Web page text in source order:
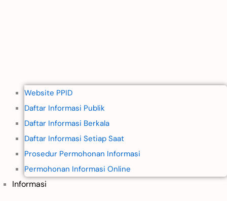
Website PPID
Daftar Informasi Publik
Daftar Informasi Berkala
Daftar Informasi Setiap Saat
Prosedur Permohonan Informasi
Permohonan Informasi Online
Informasi